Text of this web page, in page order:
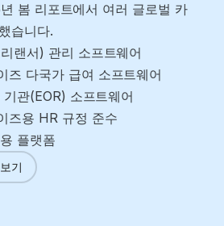
봄 리포트에서 여러 글로벌 카
습니다.
랜서) 관리 소프트웨어
즈 다국가 급여 소프트웨어
관(EOR) 소프트웨어
즈용 HR 규정 준수
플랫폼
기